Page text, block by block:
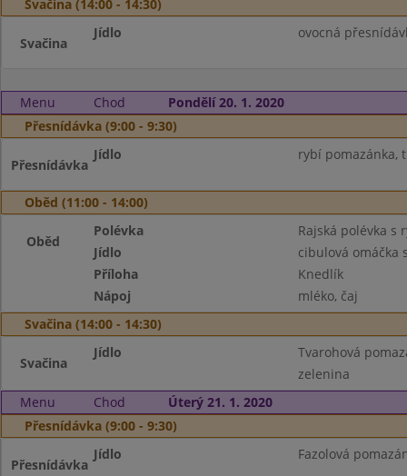
Svačina (14:00 - 14:30)
Svačina
Jídlo ovocná
Menu Chod
Pondělí 20. 1. 2020
Přesnídávka (9:00 - 9:30)
Přesnídávka
Jídlo rybí pomazánka,
Oběd (11:00 - 14:00)
Oběd
Polévka
Rajská polévka s
Jídlo
cibulová omáčka
Příloha
Knedlík
Nápoj
mléko, čaj
Svačina (14:00 - 14:30)
Svačina
Jídlo
Tvarohová
zelenina
Menu
Chod
Úterý 21. 1. 2020
Přesnídávka (9:00 - 9:30)
Přesnídávka
Jídlo Fazolová